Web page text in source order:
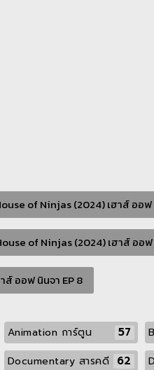
of Ninjas (2024) เฮาส์ ออฟ
of Ninjas (2024) เฮาส์ ออฟ
ส์ ออฟ นินจา EP 8
Animation การ์ตูน 57
Documentary สารคดี 62